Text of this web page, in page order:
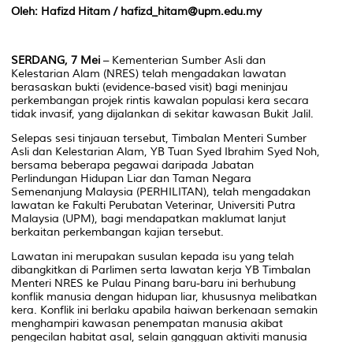
Oleh: Hafizd Hitam / hafizd_hitam@upm.edu.my
SERDANG, 7 Mei – Kementerian Sumber Asli dan
Kelestarian Alam (NRES) telah mengadakan lawatan
berasaskan bukti (evidence-based visit) bagi meninjau
perkembangan projek rintis kawalan populasi kera secara
tidak invasif, yang dijalankan di sekitar kawasan Bukit Jalil.
Selepas sesi tinjauan tersebut, Timbalan Menteri Sumber
Asli dan Kelestarian Alam, YB Tuan Syed Ibrahim Syed Noh,
bersama beberapa pegawai daripada Jabatan
Perlindungan Hidupan Liar dan Taman Negara
Semenanjung Malaysia (PERHILITAN), telah mengadakan
lawatan ke Fakulti Perubatan Veterinar, Universiti Putra
Malaysia (UPM), bagi mendapatkan maklumat lanjut
berkaitan perkembangan kajian tersebut.
Lawatan ini merupakan susulan kepada isu yang telah
dibangkitkan di Parlimen serta lawatan kerja YB Timbalan
Menteri NRES ke Pulau Pinang baru-baru ini berhubung
konflik manusia dengan hidupan liar, khususnya melibatkan
kera. Konflik ini berlaku apabila haiwan berkenaan semakin
menghampiri kawasan penempatan manusia akibat
pengecilan habitat asal, selain gangguan aktiviti manusia